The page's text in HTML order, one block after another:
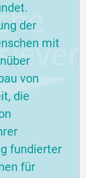
der
mit
von
die
fundierter
für